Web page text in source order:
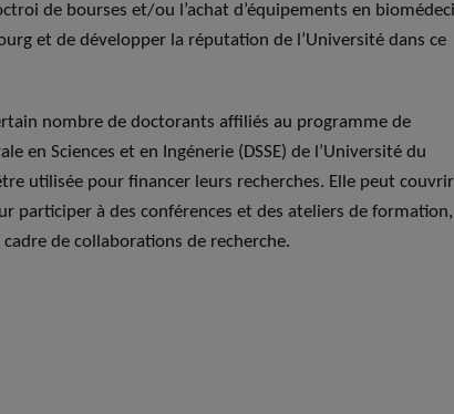
de bourses et/ou l’achat d’équipements en
et de développer la réputation de l’Université dans ce
nombre de doctorants affiliés au programme de
en Sciences et en Ingénerie (DSSE) de l’Université du
utilisée pour financer leurs recherches. Elle peut couvrir
participer à des conférences et des ateliers de formation,
de collaborations de recherche.